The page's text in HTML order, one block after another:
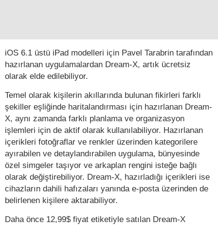
iOS 6.1 üstü iPad modelleri için Pavel Tarabrin tarafından
hazırlanan uygulamalardan Dream-X, artık ücretsiz
olarak elde edilebiliyor.
Temel olarak kişilerin akıllarında bulunan fikirleri farklı
şekiller eşliğinde haritalandırması için hazırlanan Dream-
X, aynı zamanda farklı planlama ve organizasyon
işlemleri için de aktif olarak kullanılabiliyor. Hazırlanan
içerikleri fotoğraflar ve renkler üzerinden kategorilere
ayırabilen ve detaylandırabilen uygulama, bünyesinde
özel simgeler taşıyor ve arkaplan rengini isteğe bağlı
olarak değiştirebiliyor. Dream-X, hazırladığı içerikleri ise
cihazların dahili hafızaları yanında e-posta üzerinden de
belirlenen kişilere aktarabiliyor.
Daha önce 12,99$ fiyat etiketiyle satılan Dream-X